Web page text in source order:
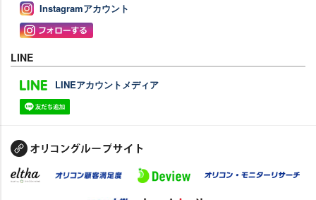
Instagramアカウント
LINE
LINEアカウントメディア